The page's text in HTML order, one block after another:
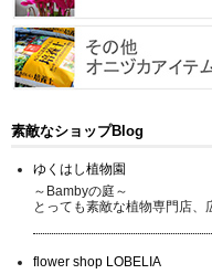
素敵なショップBlog
ゆくはし植物園
～Bambyの庭～
とっても素敵な植物専門店、
flower shop LOBELIA